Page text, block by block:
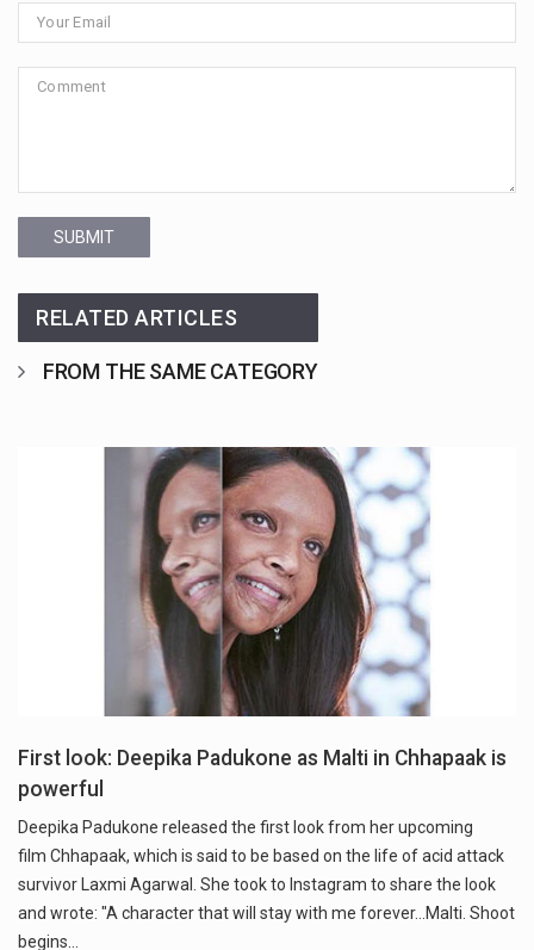
SUBMIT
RELATED ARTICLES
FROM THE SAME CATEGORY
First look: Deepika Padukone as Malti in Chhapaak is
powerful
Deepika Padukone released the first look from her upcoming
film Chhapaak, which is said to be based on the life of acid attack
survivor Laxmi Agarwal. She took to Instagram to share the look
and wrote: "A character that will stay with me forever...Malti. Shoot
begins…